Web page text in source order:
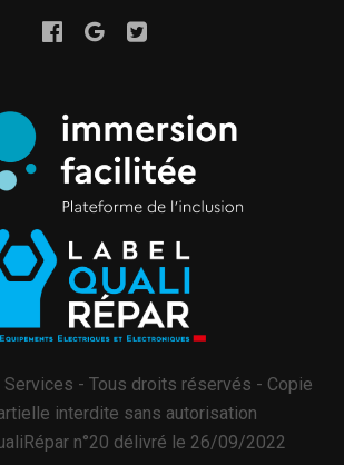
- Tous droits réservés - Copie
interdite sans autorisation
n°20 délivré le 26/09/2022